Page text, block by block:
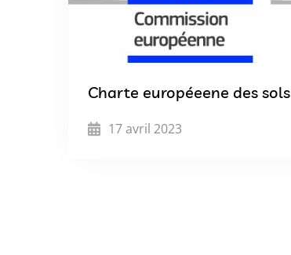
Charte européeene des sols
17 avril 2023